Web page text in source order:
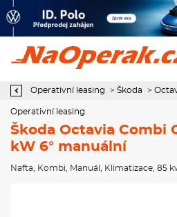
Operativní leasing Škoda Octavia Combi Classic 2,0 TDI 85
Operativní leasing > Škoda >
Operativní leasing
Škoda Octavia Combi
kW 6° manuální
Nafta Kombi Manuál Klimatizace , 85